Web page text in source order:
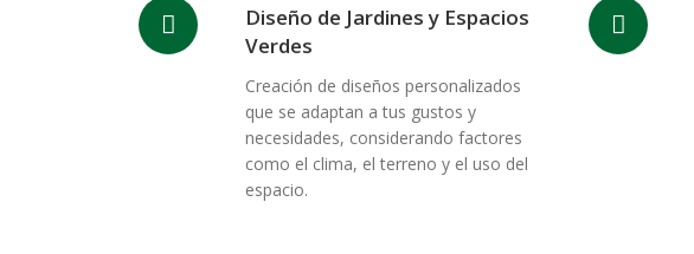
Diseño de Jardines y Espacios
Verdes
Creación de diseños personalizados
que se adaptan a tus gustos y
necesidades, considerando factores
como el clima, el terreno y el uso del
espacio.